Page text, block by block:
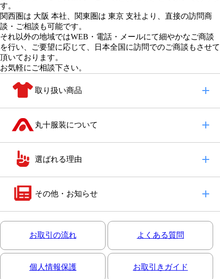
す。
関西圏は 大阪 本社
関東圏は 東京 支社より、直接の訪問商
談・ご相談も可能です。
それ以外の地域ではWEB・電話・メールにて細やかなご商談
を行い、
ご要望に応じて、日本全国に訪問でのご商談もさせて
頂いております。
お気軽にご相談下さい。
取り扱い商品
丸十服装について
選ばれる理由
その他・お知らせ
お取引の流れ よくある質問
個人情報保護 お取引きガイド